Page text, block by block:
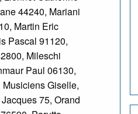
44240, Mariani
Martin Eric
Pascal 91120,
Mileschi
Paul 06130,
Giselle,
75, Orand